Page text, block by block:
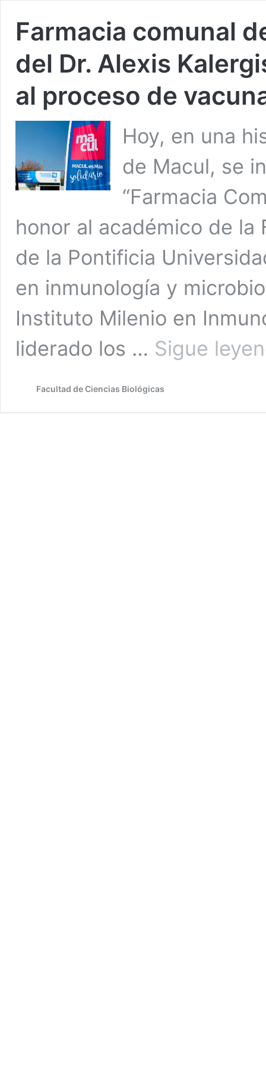
Farmacia comunal
del Dr. Alexis
al proceso de
Hoy, en una
de Macul, se
“Farmacia
honor al académico de la
de la Pontificia
en inmunología y
Instituto Milenio en
liderado los … Sigue
Facultad de Ciencias Biológicas